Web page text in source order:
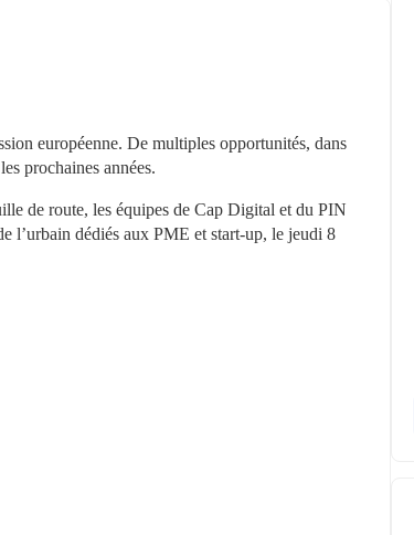
européenne. De multiples opportunités, dans
prochaines années.
de route, les équipes de Cap Digital et du PIN
l’urbain dédiés aux PME et start-up, le jeudi 8